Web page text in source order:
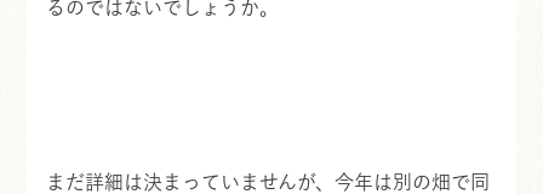
るのではないでしょうか。
まだ詳細は決まっていませんが、今年は別の畑で同